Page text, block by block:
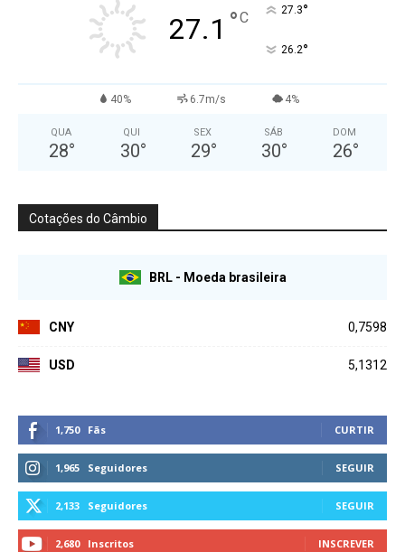
27.1 °C 27.3°
26.2°
40% 6.7m/s 4%
QUA
28°
QUI
30°
SEX
29°
SÁB
30°
DOM
26°
Cotações do Câmbio
BRL - Moeda brasileira
CNY 0,7598
USD 5,1312
1,750 Fãs CURTIR
1,965 Seguidores SEGUIR
2,133 Seguidores SEGUIR
2,680 Inscritos INSCREVER